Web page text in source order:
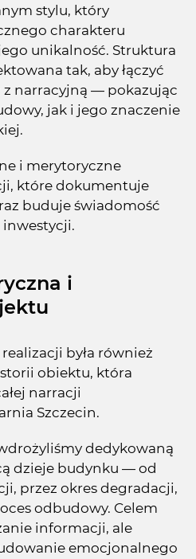
stylu, który
charakteru
unikalność. Struktura
tak, aby łączyć
narracyjną — pokazując
jak i jego znaczenie
i merytoryczne
które dokumentuje
buduje świadomość
i
była również
obiektu, która
narracji
Szczecin.
dedykowaną
dzieje budynku — od
przez okres degradacji,
odbudowy. Celem
informacji, ale
emocjonalnego